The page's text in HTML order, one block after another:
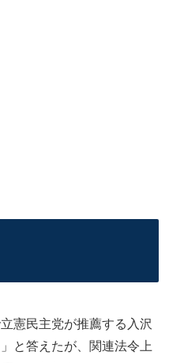
憲民主党が推薦する入沢
と答えたが、関連法令上